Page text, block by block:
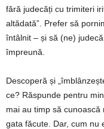
fără judecăți cu trimiteri
altădată”. Prefer să
întâlnit – și să (ne)
împreună.
Descoperă și
ce? Răspunde pentru
mai au timp să
gata făcute. Dar, cum nu